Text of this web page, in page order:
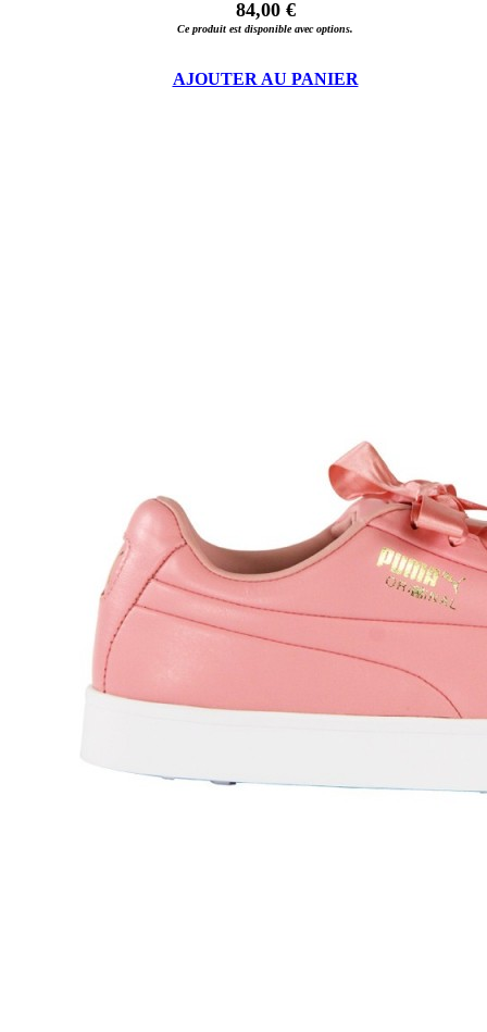
84,00 €
Ce produit est disponible avec options.
AJOUTER AU PANIER